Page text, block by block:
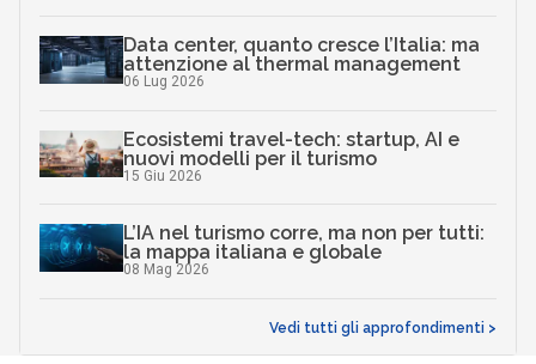
Data center, quanto cresce l’Italia: ma
attenzione al thermal management
06 Lug 2026
Ecosistemi travel-tech: startup, AI e
nuovi modelli per il turismo
15 Giu 2026
L’IA nel turismo corre, ma non per tutti:
la mappa italiana e globale
08 Mag 2026
Vedi tutti gli approfondimenti >